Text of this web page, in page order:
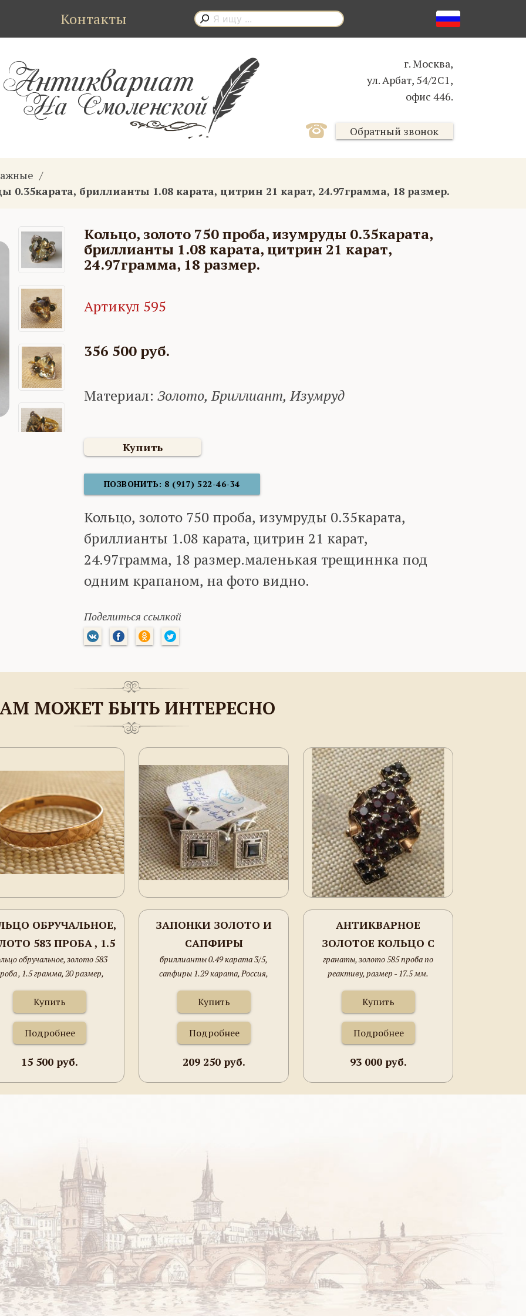
Контакты
г. Москва,
ул. Арбат, 54/2С1,
офис 446.
Обратный звонок
0.35карата, бриллианты 1.08 карата, цитрин 21 карат, 24.97грамма, 18 размер.
Кольцо, золото 750 проба, изумруды 0.35карата,
бриллианты 1.08 карата, цитрин 21 карат,
24.97грамма, 18 размер.
Артикул 595
356 500 руб.
Материал: Золото, Бриллиант, Изумруд
Купить
ПОЗВОНИТЬ: 8 (917) 522-46-34
Кольцо, золото 750 проба, изумруды 0.35карата,
бриллианты 1.08 карата, цитрин 21 карат,
24.97грамма, 18 размер.маленькая трещиннка под
одним крапаном, на фото видно.
Поделиться ссылкой
МОЖЕТ БЫТЬ ИНТЕРЕСНО
ОБРУЧАЛЬНОЕ,
583 ПРОБА , 1.5
20 РАЗМЕР,
обручальное, золото 583
, 1.5 грамма, 20 размер,
Купить
Подробнее
15 500 руб.
ЗАПОНКИ ЗОЛОТО И
САПФИРЫ
бриллианты 0.49 карата 3/5,
сапфиры 1.29 карата, Россия,
Купить
Подробнее
209 250 руб.
АНТИКВАРНОЕ
ЗОЛОТОЕ КОЛЬЦО С
ГРАНАТАМИ
гранаты, золото 585 проба по
реактиву, размер - 17.5 мм.
Купить
Подробнее
93 000 руб.